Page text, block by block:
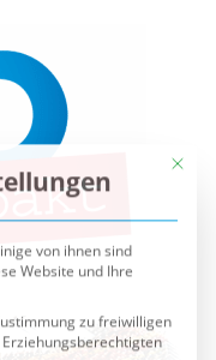
von ihnen sind
Website und Ihre
zu freiwilligen
auf unserer
andere uns
verbessern.
werden (z. B. IP-
und Inhalte oder